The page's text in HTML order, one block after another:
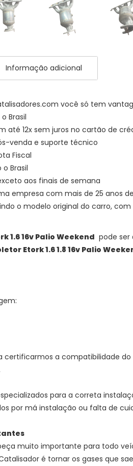
Informação adicional
você só tem
Brasil
até 12x sem juros no cartão de
venda e suporte técnico
Fiscal
Brasil
aos finais de semana
empresa com mais de 25 anos
o modelo original do carro,
1.616v Palio Weekend pode ser
Etork 1.6 1.8 16v Palio
certificarmos a compatibilidade
para a correta
por má instalação ou falta de
muito importante para todo
é tornar os gases que